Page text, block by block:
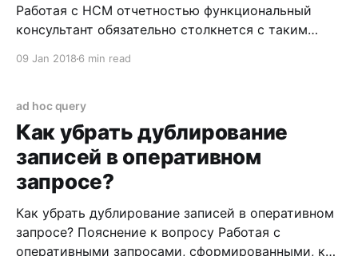
Работая с HCM отчетностью функциональный
консультант обязательно столкнется с таким
selections considerably improve report performance
because the system retrieves data very quickly when
these fields
09 Jan 2018 6 min read
ad hoc query
Как убрать дублирование
записей в оперативном
запросе?
Как убрать дублирование записей в оперативном
запросе? Пояснение к вопросу Работая с
оперативными запросами, сформированными, к